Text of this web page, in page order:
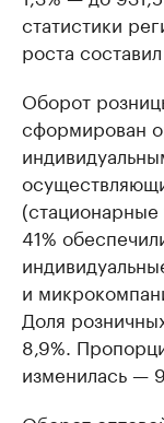
статистики
роста составил
Оборот
сформирован
41%
и
Доля
8,9%.
изменилась —